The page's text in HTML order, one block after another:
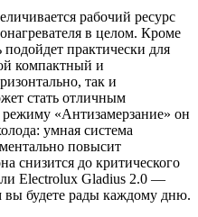
рабочий ресурс
в целом. Кроме
подойдет практически для
компактный и
так и
стать отличным
«Антизамерзание» он
умная система
повысит
снизится до критического
Electrolux Gladius 2.0 —
будете рады каждому дню.